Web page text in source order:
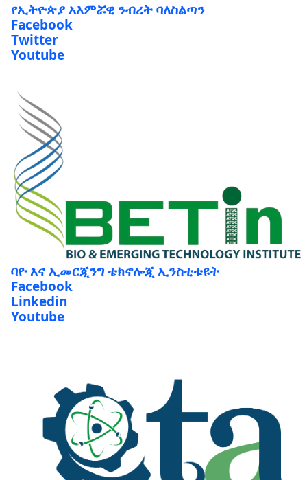
የኢትዮጵያ አእምሯዊ ንብረት ባለስልጣን
Facebook
Twitter
Youtube
ባዮ እና ኢመርጂንግ ቴክኖሎጂ ኢንስቲቱዩት
Facebook
Linkedin
Youtube